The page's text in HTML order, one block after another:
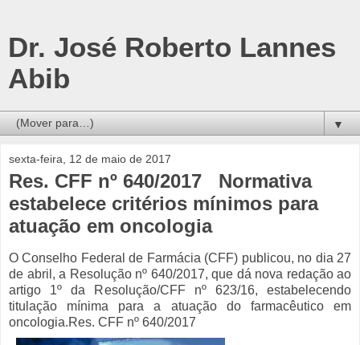
Dr. José Roberto Lannes
Abib
▼
sexta-feira, 12 de maio de 2017
Res. CFF nº 640/2017 Normativa
estabelece critérios mínimos para
atuação em oncologia
O Conselho Federal de Farmácia (CFF) publicou, no dia 27
de abril, a Resolução nº 640/2017, que dá nova redação ao
artigo 1º da Resolução/CFF nº 623/16, estabelecendo
titulação mínima para a atuação do farmacêutico em
oncologia.Res. CFF nº 640/2017